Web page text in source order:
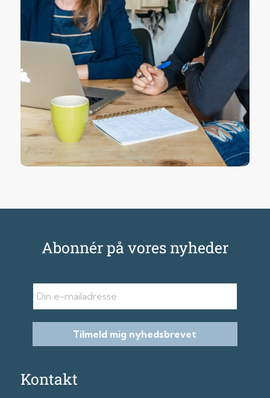
Abonnér på vores nyheder
Tilmeld mig nyhedsbrevet
Kontakt